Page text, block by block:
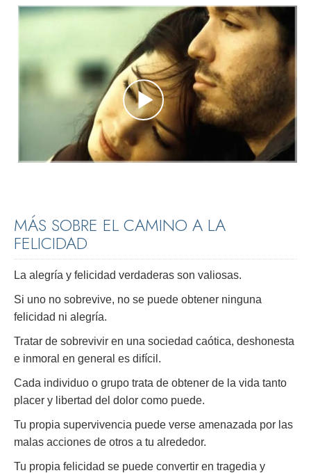
MÁS SOBRE EL CAMINO A LA
FELICIDAD
La alegría y felicidad verdaderas son valiosas.
Si uno no sobrevive, no se puede obtener ninguna
felicidad ni alegría.
Tratar de sobrevivir en una sociedad caótica, deshonesta
e inmoral en general es difícil.
Cada individuo o grupo trata de obtener de la vida tanto
placer y libertad del dolor como puede.
Tu propia supervivencia puede verse amenazada por las
malas acciones de otros a tu alrededor.
Tu propia felicidad se puede convertir en tragedia y